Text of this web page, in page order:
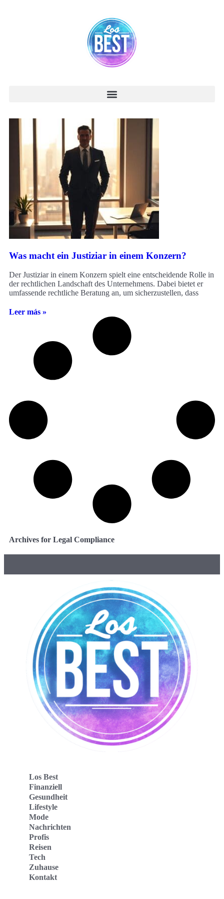
Was macht ein Justiziar in einem Konzern?
Der Justiziar in einem Konzern spielt eine entscheidende Rolle in
der rechtlichen Landschaft des Unternehmens. Dabei bietet er
umfassende rechtliche Beratung an, um sicherzustellen, dass
Leer más »
Archives for Legal Compliance
Los Best
Finanziell
Gesundheit
Lifestyle
Mode
Nachrichten
Profis
Reisen
Tech
Zuhause
Kontakt